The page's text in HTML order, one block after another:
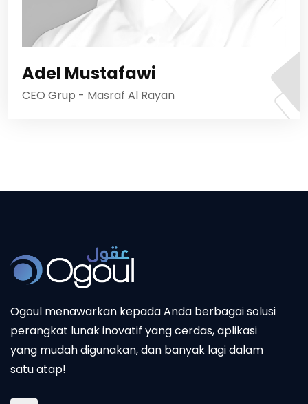
Adel Mustafawi
CEO Grup - Masraf Al Rayan
Ogoul menawarkan kepada Anda berbagai solusi
perangkat lunak inovatif yang cerdas, aplikasi
yang mudah digunakan, dan banyak lagi dalam
satu atap!